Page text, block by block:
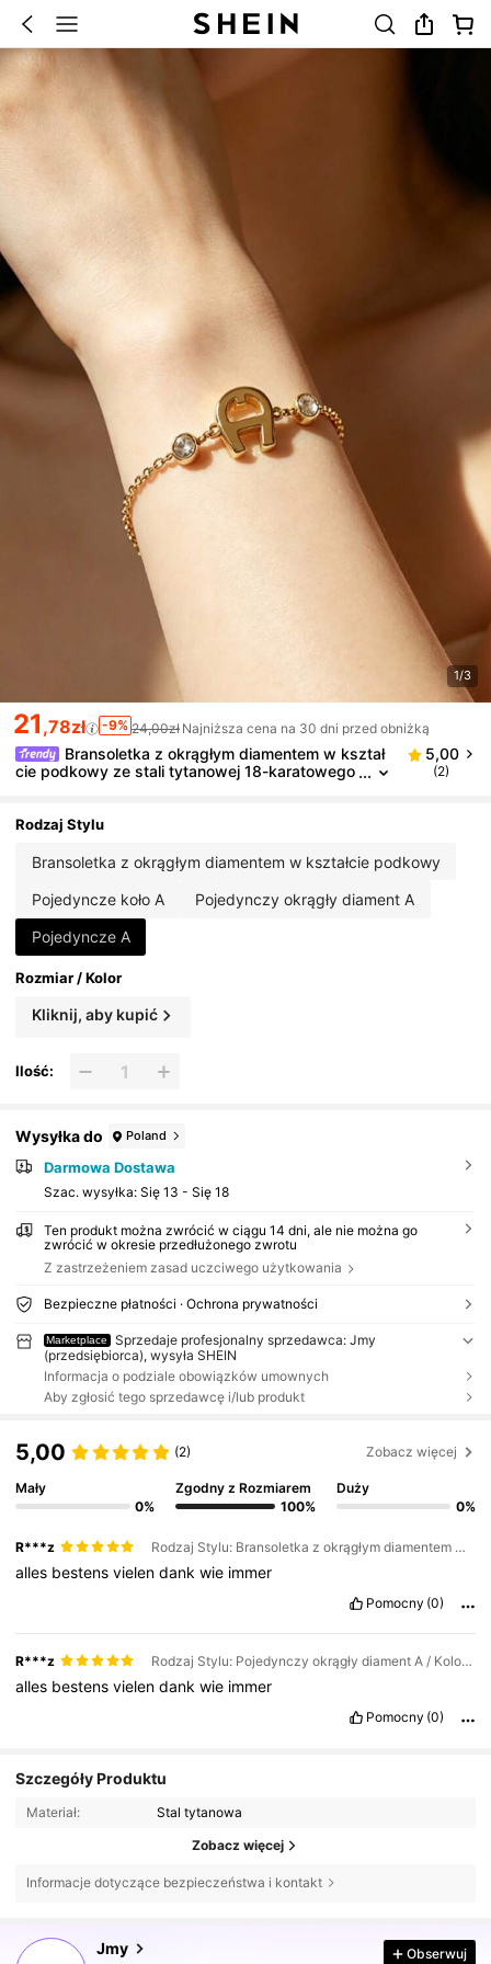
1/3
21 ,78zł -9% 24,00zł Najniższa cena na 30 dni przed obniżką
Bransoletka z okrągłym diamentem w kształ
cie podkowy ze stali tytanowej 18-karatowego
5,00
(2)
Rodzaj Stylu
Bransoletka z okrągłym diamentem w kształcie podkowy
Pojedyncze koło A Pojedynczy okrągły diament A
Pojedyncze A
Rozmiar / Kolor
Kliknij, aby kupić
Ilość:
Wysyłka do Poland
Darmowa Dostawa
Szac. wysyłka: Się 13 - Się 18
Ten produkt można zwrócić w ciągu 14 dni, ale nie można go
zwrócić w okresie przedłużonego zwrotu
Z zastrzeżeniem zasad uczciwego użytkowania
Bezpieczne płatności · Ochrona prywatności
Marketplace
Sprzedaje profesjonalny sprzedawca: Jmy
(przedsiębiorca), wysyła SHEIN
Informacja o podziale obowiązków umownych
Aby zgłosić tego sprzedawcę i/lub produkt
5,00 (2) Zobacz więcej
Mały
0%
Zgodny z Rozmiarem
100%
Duży
0%
R***z Rodzaj Stylu: Bransoletka z okrągłym diamentem w kształcie podkowy / Kolor: Złoto / Rozmiar: one-size
alles bestensvielendankwie immer
Pomocny (0)
R***z Rodzaj Stylu: Pojedynczy okrągły diament A / Kolor: Złoto / Rozmiar: one-size
alles bestensvielendankwie immer
Pomocny (0)
Szczegóły Produktu
Materiał: Stal tytanowa
Zobacz więcej
Informacje dotyczące bezpieczeństwa i kontakt
Jmy4,84 Obserwuj